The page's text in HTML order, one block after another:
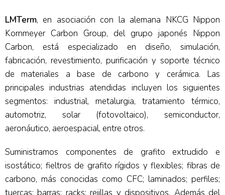
LMTerm, en asociación con la alemana NKCG Nippon
Kornmeyer Carbon Group, del grupo japonés Nippon
Carbon, está especializado en diseño, simulación,
fabricación, revestimiento, purificación y soporte técnico
de materiales a base de carbono y cerámica. Las
principales industrias atendidas incluyen los siguientes
segmentos: industrial, metalurgia, tratamiento térmico,
automotriz, solar (fotovoltaico), semiconductor,
aeronáutico, aeroespacial, entre otros.
Suministramos componentes de grafito extrudido e
isostático; fieltros de grafito rígidos y flexibles; fibras de
carbono, más conocidas como CFC; laminados; perfiles;